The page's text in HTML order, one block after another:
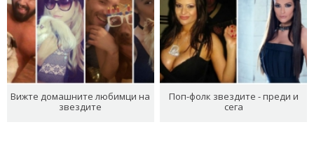
Вижте домашните любимци на
звездите
Поп-фолк звездите - преди и
сега